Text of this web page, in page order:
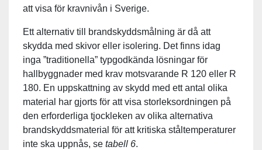
att visa för kravnivån i Sverige.
Ett alternativ till brandskyddsmålning är då att
skydda med skivor eller isolering. Det finns idag
inga ”traditionella” typgodkända lösningar för
hallbyggnader med krav motsvarande R 120 eller R
180. En uppskattning av skydd med ett antal olika
material har gjorts för att visa storleksordningen på
den erforderliga tjockleken av olika alternativa
brandskyddsmaterial för att kritiska ståltemperaturer
inte ska uppnås, se tabell 6.